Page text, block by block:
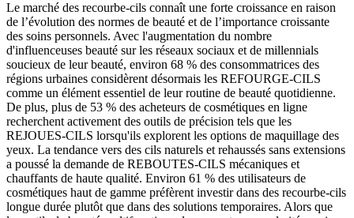
Le marché des recourbe-cils connaît une forte croissance en raison
de l’évolution des normes de beauté et de l’importance croissante
des soins personnels. Avec l'augmentation du nombre
d'influenceuses beauté sur les réseaux sociaux et de millennials
soucieux de leur beauté, environ 68 % des consommatrices des
régions urbaines considèrent désormais les REFOURGE-CILS
comme un élément essentiel de leur routine de beauté quotidienne.
De plus, plus de 53 % des acheteurs de cosmétiques en ligne
recherchent activement des outils de précision tels que les
REJOUES-CILS lorsqu'ils explorent les options de maquillage des
yeux. La tendance vers des cils naturels et rehaussés sans extensions
a poussé la demande de REBOUTES-CILS mécaniques et
chauffants de haute qualité. Environ 61 % des utilisateurs de
cosmétiques haut de gamme préfèrent investir dans des recourbe-cils
longue durée plutôt que dans des solutions temporaires. Alors que